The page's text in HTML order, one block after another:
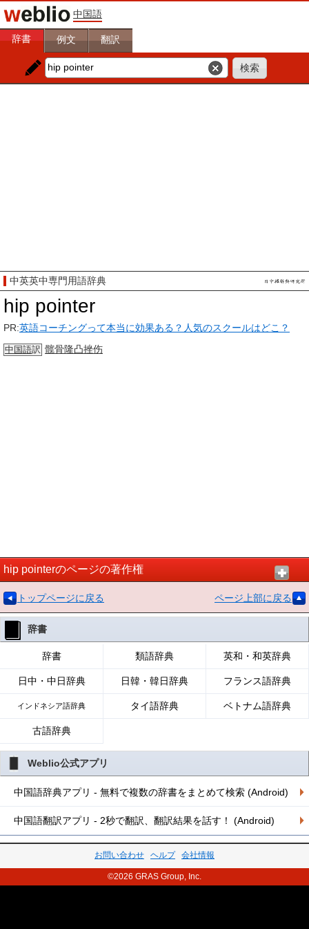
中国語
辞書 例文 翻訳
中英英中専門用語辞典
hip pointer
PR:英語コーチングって本当に効果ある？人気のスクールはどこ？
中国語訳 髋骨隆凸挫伤
hip pointerのページの著作権
トップページに戻る ページ上部に戻る
辞書
辞書 類語辞典 英和・和英辞典
日中・中日辞典 日韓・韓日辞典 フランス語辞典
インドネシア語辞典 タイ語辞典 ベトナム語辞典
古語辞典
Weblio公式アプリ
中国語辞典アプリ - 無料で複数の辞書をまとめて検索 (Android)
中国語翻訳アプリ - 2秒で翻訳、翻訳結果を話す！ (Android)
お問い合わせ ヘルプ 会社情報
©2026 GRAS Group, Inc.